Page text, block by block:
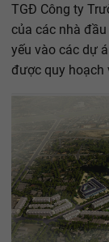
TGĐ Công ty
của các nhà
yếu vào các dự
được quy hoạch